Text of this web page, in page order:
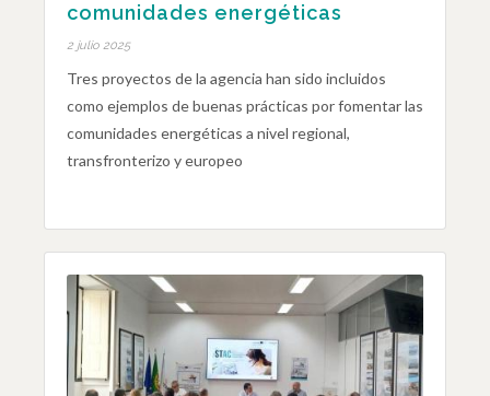
comunidades energéticas
2 julio 2025
Tres proyectos de la agencia han sido incluidos
como ejemplos de buenas prácticas por fomentar las
comunidades energéticas a nivel regional,
transfronterizo y europeo